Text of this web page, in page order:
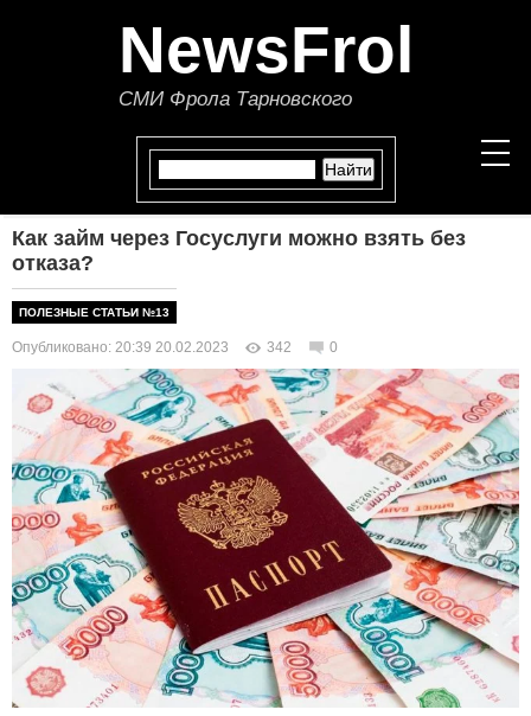
NewsFrol
СМИ Фрола Тарновского
ПОЛИТИКА
ЭКОНОМИКА
В МИРЕ
ОБЩЕСТВО
КУЛЬТУРА
НАУКА
СПОРТ
Как займ через Госуслуги можно взять без
отказа?
ПОЛЕЗНЫЕ СТАТЬИ №13
Опубликовано: 20:39 20.02.2023 342 0